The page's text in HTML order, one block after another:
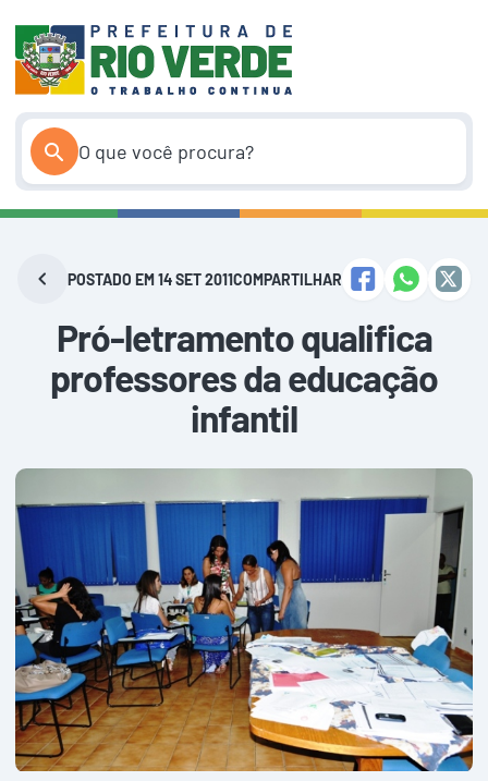
conteúdo
POSTADO EM 14 SET 2011COMPARTILHAR
Pró-letramento qualifica
professores da educação
infantil